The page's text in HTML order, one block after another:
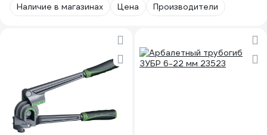
Наличие в магазинах Цена Производители